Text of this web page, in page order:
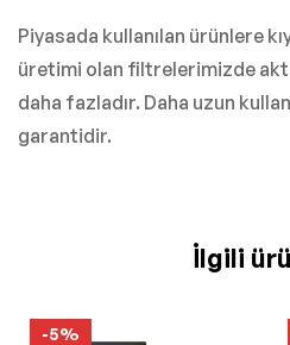
Piyasada kullanılan ürünlere
üretimi olan filtrelerimizde
daha fazladır. Daha uzun
garantidir.
İlgili
-5%